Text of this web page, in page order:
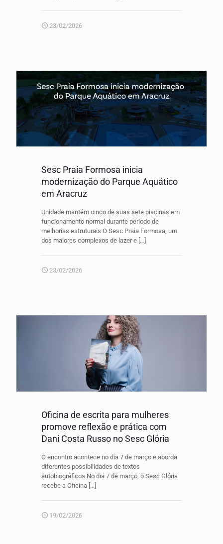
23/02/2026
Sesc Praia Formosa inicia
modernização do Parque Aquático
em Aracruz
Unidade mantém cinco de suas sete piscinas em
funcionamento normal durante período de
melhorias estruturais O Sesc Praia Formosa, um
dos maiores complexos de lazer e […]
23/02/2026
Oficina de escrita para mulheres
promove reflexão e prática com
Dani Costa Russo no Sesc Glória
O encontro acontece no dia 7 de março e aborda
diferentes possibilidades de textos
autobiográficos No dia 7 de março, o Sesc Glória
recebe a Oficina […]
19/02/2026